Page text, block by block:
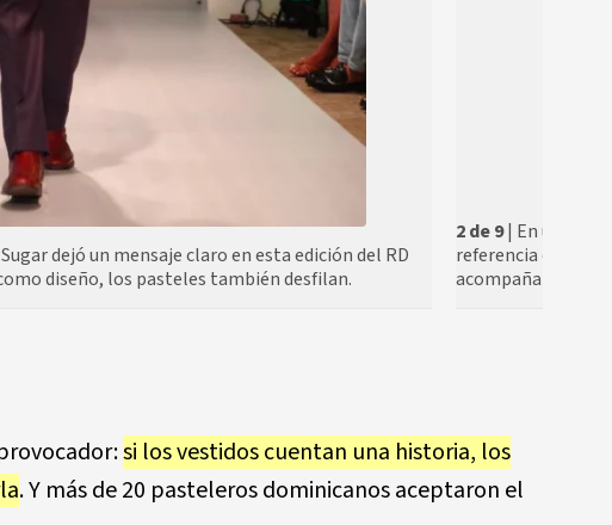
dejó un mensaje claro en esta edición del RD
diseño, los pasteles también desfilan.
2 de 9| En un
referencia en el
acompaña la
si los vestidos cuentan una historia, los
. Y más de 20 pasteleros dominicanos aceptaron el